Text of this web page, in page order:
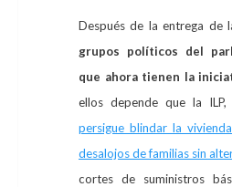
Después de la entrega de
grupos políticos del
que ahora tienen la
ellos depende que la ILP,
persigue blindar la
desalojos de familias sin
cortes de suministros